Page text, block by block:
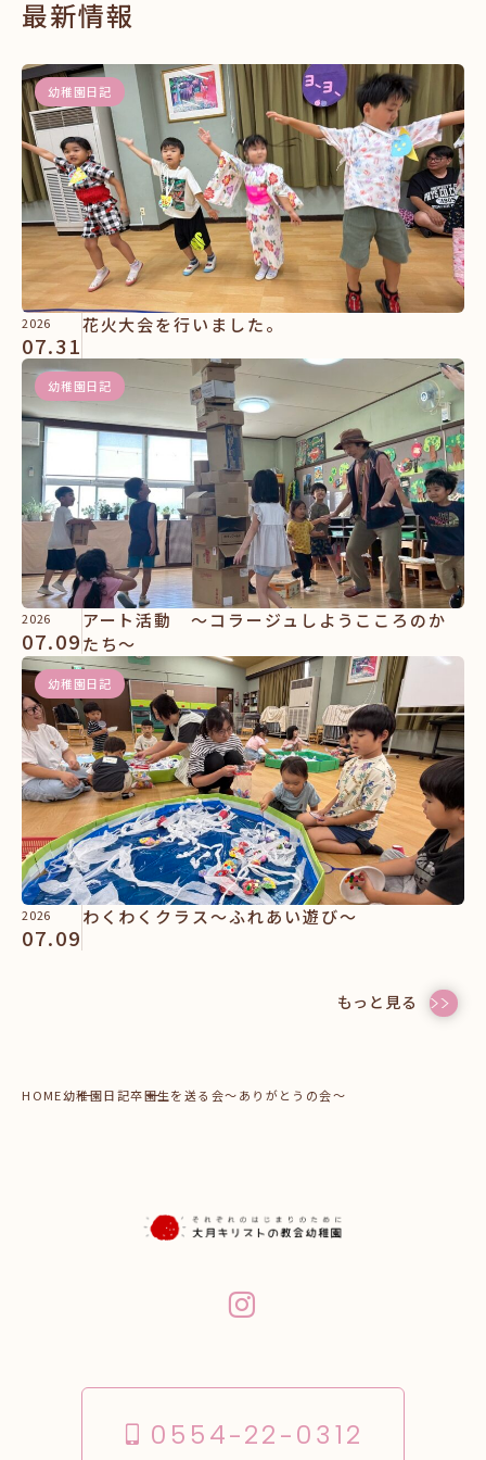
最新情報
幼稚園日記
2026
07.31
花火大会を行いました。
幼稚園日記
2026
07.09
アート活動 ～コラージュしようこころのか
たち～
幼稚園日記
2026
07.09
わくわくクラス～ふれあい遊び～
もっと見る
HOME幼稚園日記卒園生を送る会～ありがとうの会～
0554-22-0312